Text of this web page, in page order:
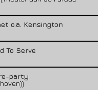
o.a. Kensington
To Serve
party